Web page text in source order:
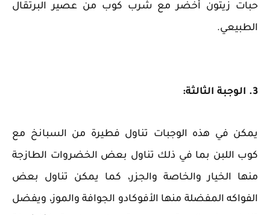
حبات زيتون أخضر مع شرب كوب من عصير البرتقال
الطبيعي.
3. الوجبة الثالثة:
يمكن في هذه الوجبات تناول فطيرة من السبانخ مع
كوب اللبن بما في ذلك تناول بعض الخضروات الطازجة
منها الخيار والخاصة والجزر، كما يمكن تناول بعض
الفواكه المفضلة منها الأفوكادو الجوافة والموز، ويفضل